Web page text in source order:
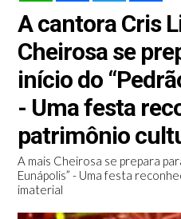
A cantora Cris
Cheirosa se
início do
- Uma festa
patrimônio
A mais Cheirosa se prepara
Eunápolis” - Uma festa
imaterial